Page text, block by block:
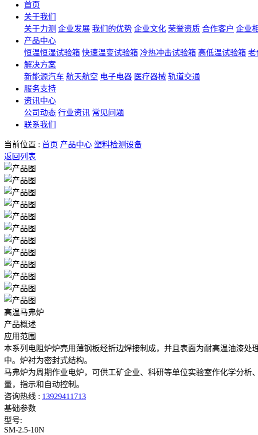
首页
关于我们
关于力测 企业发展 我们的优势 企业文化 荣誉资质 合作客户 企业
产品中心
恒温恒湿试验箱 快速温变试验箱 冷热冲击试验箱 高低温试验箱 老
解决方案
新能源汽车 航天航空 电子电器 医疗器械 轨道交通
服务支持
资讯中心
公司动态 行业资讯 常见问题
联系我们
当前位置 : 首页 产品中心 塑料检测设备
返回列表
高温马弗炉
产品概述
应用范围
本系列电阻炉炉壳用薄钢板经折边焊接制成，并且表面为耐高温油漆
中。炉衬为密封式结构。
马弗炉为周期作业电炉，可供工矿企业、科研等单位实验室作化学分
量，指示和自动控制。
咨询热线 : 13929411713
基础参数
型号:
SM-2.5-10N